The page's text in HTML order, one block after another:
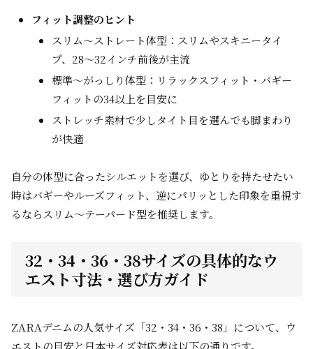
フィット調整のヒント
スリム～ストレート体型：スリムやスキニータイ
プ、28～32インチ前後が主流
標準～がっしり体型：リラックスフィット・バギー
フィットの34以上を目安に
ストレッチ素材で少しタイト目を選んでも脚まわり
が快適
自分の体型に合ったシルエットを選び、ゆとりを持たせたい
時はバギーやルーズフィット、逆にパリッとした印象を重視す
るならスリム～テーパード型を推奨します。
32・34・36・38サイズの具体的なウ
エスト寸法・選び方ガイド
ZARAデニムの人気サイズ「32・34・36・38」について、ウ